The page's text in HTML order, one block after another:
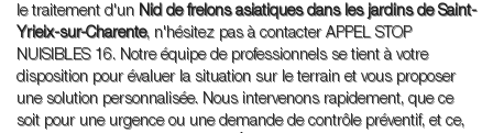
le traitement d'un Nid de frelons asiatiques dans les jardins de Saint-
Yrieix-sur-Charente, n'hésitez pas à contacter APPEL STOP
NUISIBLES 16. Notre équipe de professionnels se tient à votre
disposition pour évaluer la situation sur le terrain et vous proposer
une solution personnalisée. Nous intervenons rapidement, que ce
soit pour une urgence ou une demande de contrôle préventif, et ce,